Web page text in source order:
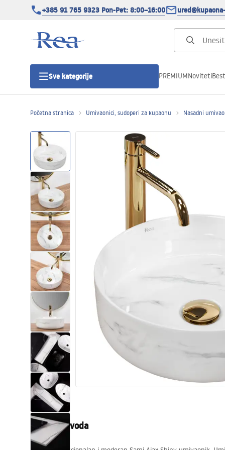
+385 91 765 9323 Pon-Pet: 8:00–16:00
Sve kategorije
Tuš vrata
Tuš Kanalice
WC školjke
Umivaonici
Kade i paravani
Miješalice, pipe, slavine
Tuševi
Kuhinja
Pribor i kupaonski namještaj
PREMIUMNoviteti
Početna stranica Umivaonici, sudoperi za kupaonu Nasadni
Opis proizvoda